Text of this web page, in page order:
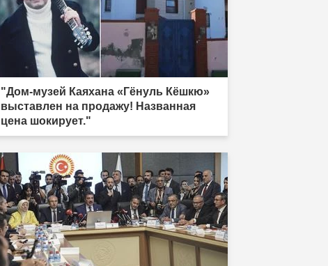
"Дом-музей Каяхана «Гёнуль Кёшкю»
выставлен на продажу! Названная
цена шокирует."